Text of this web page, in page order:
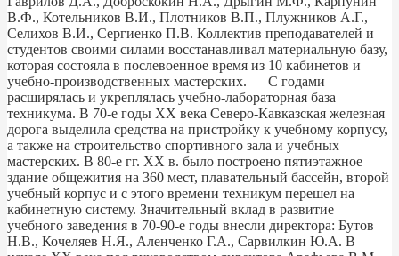
В.Ф., Котельников В.И., Плотников В.П., Плужников А.Г.,
Селихов В.И., Сергиенко П.В. Коллектив преподавателей и
студентов своими силами восстанавливал материальную базу,
которая состояла в послевоенное время из 10 кабинетов и
учебно-производственных мастерских. С годами
расширялась и укреплялась учебно-лабораторная база
техникума. В 70-е годы XX века Северо-Кавказская железная
дорога выделила средства на пристройку к учебному корпусу,
а также на строительство спортивного зала и учебных
мастерских. В 80-е гг. XX в. было построено пятиэтажное
здание общежития на 360 мест, плавательный бассейн, второй
учебный корпус и с этого времени техникум перешел на
кабинетную систему. Значительный вклад в развитие
учебного заведения в 70-90-е годы внесли директора: Бутов
Н.В., Кочеляев Н.Я., Аленченко Г.А., Сарвилкин Ю.А. В